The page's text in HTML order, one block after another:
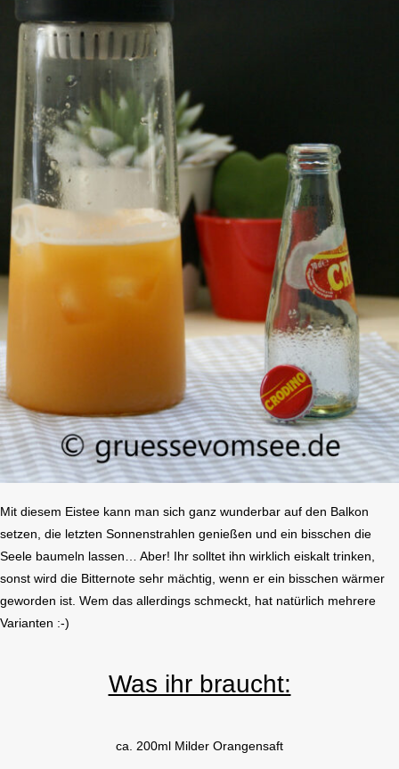
Mit diesem Eistee kann man sich ganz wunderbar auf den Balkon
setzen, die letzten Sonnenstrahlen genießen und ein bisschen die
Seele baumeln lassen… Aber! Ihr solltet ihn wirklich eiskalt trinken,
sonst wird die Bitternote sehr mächtig, wenn er ein bisschen wärmer
geworden ist. Wem das allerdings schmeckt, hat natürlich mehrere
Varianten :-)
Was ihr braucht:
ca. 200ml Milder Orangensaft